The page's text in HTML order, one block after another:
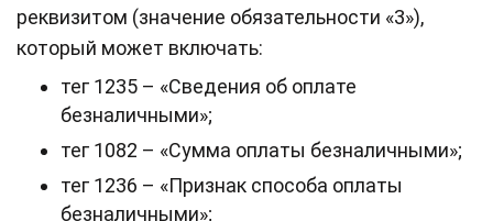
реквизитом (значение обязательности «3»),
который может включать:
тег 1235 – «Сведения об оплате
безналичными»;
тег 1082 – «Сумма оплаты безналичными»;
тег 1236 – «Признак способа оплаты
безналичными»;